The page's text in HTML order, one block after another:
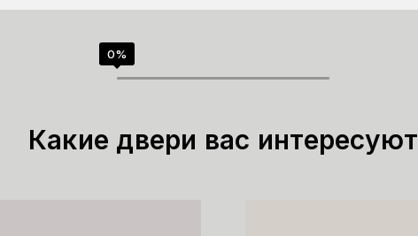
Какие двери вас интересуют